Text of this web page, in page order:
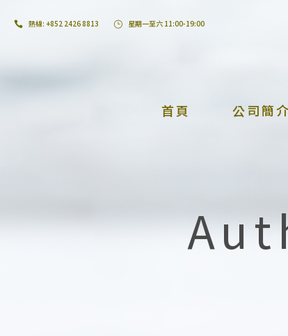
熱線: +852 2426 8813 星期一至六 11:00-19:00
首頁 公司簡介